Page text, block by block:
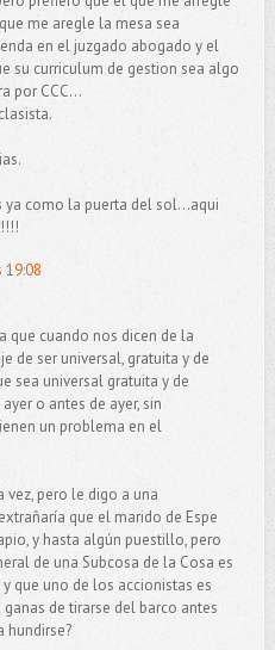
me aregle la mesa sea
en el juzgado abogado y el
su curriculum de gestion sea algo
por CCC...
ya como la puerta del sol...aqui
19:08
que cuando nos dicen de la
de ser universal, gratuita y de
sea universal gratuita y de
o antes de ayer, sin
un problema en el
vez, pero le digo a una
que el marido de Espe
y hasta algún puestillo, pero
de una Subcosa de la Cosa es
que uno de los accionistas es
ganas de tirarse del barco antes
hundirse?